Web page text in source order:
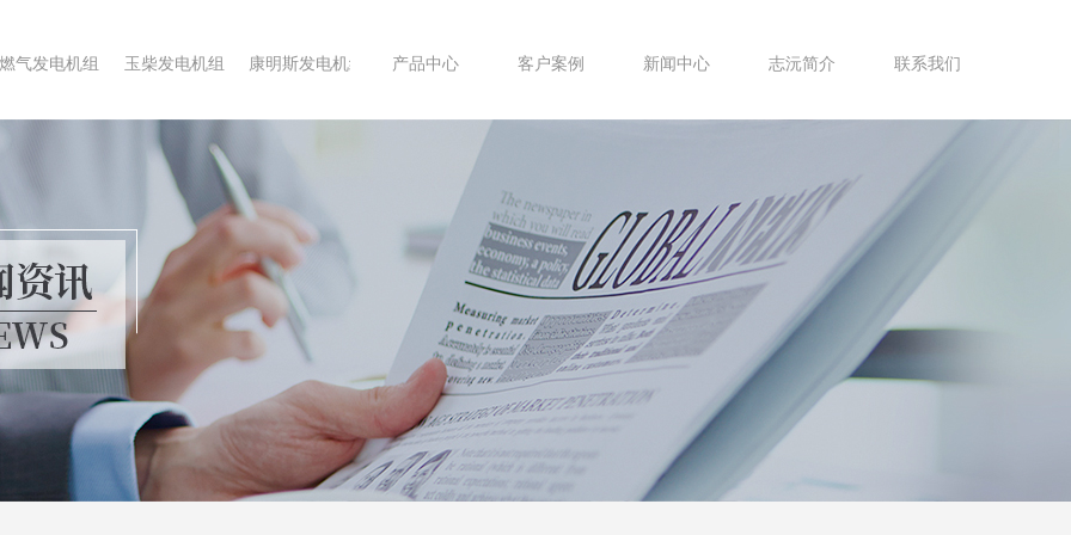
气发电机组 玉柴发电机组 康明斯发电机组 产品中心 客户案例 新闻中心 志沅简介 联系我们